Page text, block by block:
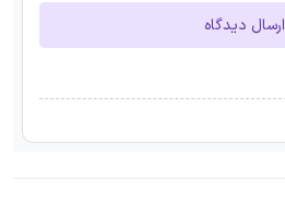
ارسال دیدگاه